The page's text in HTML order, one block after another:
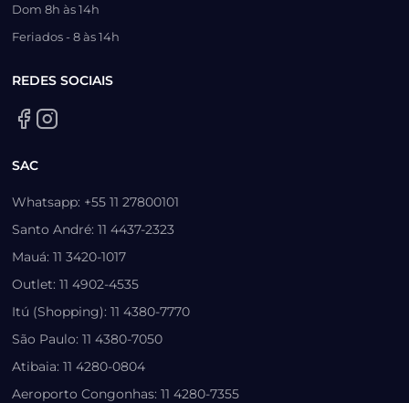
Dom 8h às 14h
Feriados - 8 às 14h
REDES SOCIAIS
SAC
Whatsapp: +55 11 27800101
Santo André: 11 4437-2323
Mauá: 11 3420-1017
Outlet: 11 4902-4535
Itú (Shopping): 11 4380-7770
São Paulo: 11 4380-7050
Atibaia: 11 4280-0804
Aeroporto Congonhas: 11 4280-7355